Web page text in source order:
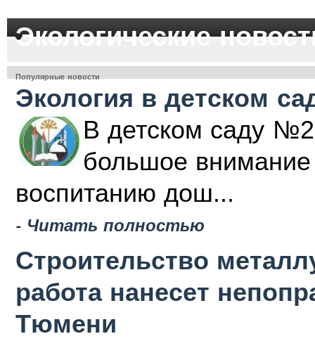
Экологические
Популярные новости
Экология в детском
В детском саду
большое внимание
воспитанию дош...
- Читать полностью
Строительство
работа нанесет
Тюмени